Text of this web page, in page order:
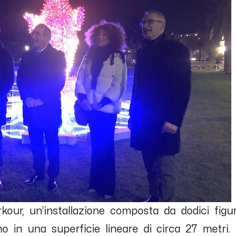
un’installazione composta da dodici
in una superficie lineare di circa 27